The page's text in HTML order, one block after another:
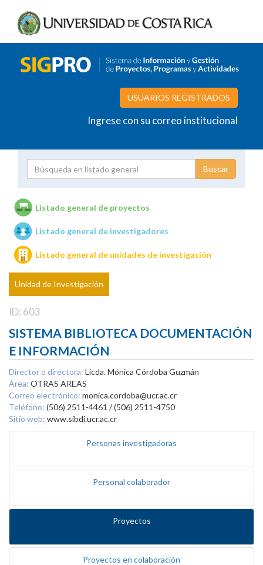
USUARIOS REGISTRADOS
Ingrese con su correo institucional
Unidades de investigación
Listado general de proyectos
Listado general de investigadores
Listado general de unidades de investigación
Unidad de Investigación
ID: 603
SISTEMA BIBLIOTECA DOCUMENTACIÓN
E INFORMACIÓN
Director o directora: Licda. Mónica Córdoba Guzmán
Área: OTRAS AREAS
Correo electrónico: monica.cordoba@ucr.ac.cr
Teléfono: (506) 2511-4461 / (506) 2511-4750
Sitio web: www.sibdi.ucr.ac.cr
Personas investigadoras
Personal colaborador
Proyectos
Proyectos en colaboración